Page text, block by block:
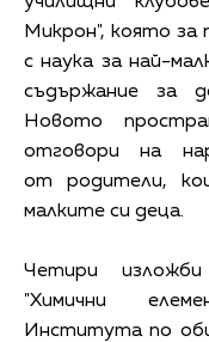
Микрон", която за
с наука за най-
съдържание за
Новото
отговори на
от родители,
малките си деца.
Четири
"Химични
Института по